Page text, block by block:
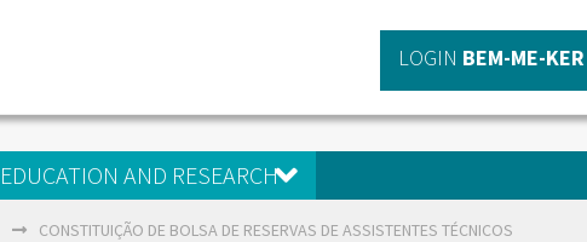
LOGIN BEM-ME-KER
EDUCATION AND RESEARCH
CONSTITUIÇÃO DE BOLSA DE RESERVAS DE ASSISTENTES TÉCNICOS